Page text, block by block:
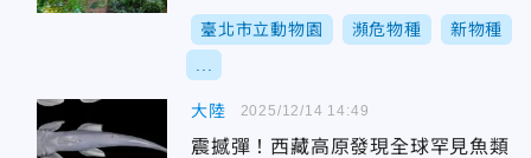
臺北市立動物園 瀕危物種 新物種
大陸
震撼彈！西藏高原發現全球罕見魚類
2025/12/14 14:49